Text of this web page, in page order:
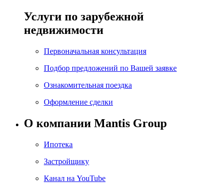
Услуги по зарубежной
недвижимости
Первоначальная консультация
Подбор предложений по Вашей заявке
Ознакомительная поездка
Оформление сделки
О компании Mantis Group
Ипотека
Застройщику
Канал на YouTube